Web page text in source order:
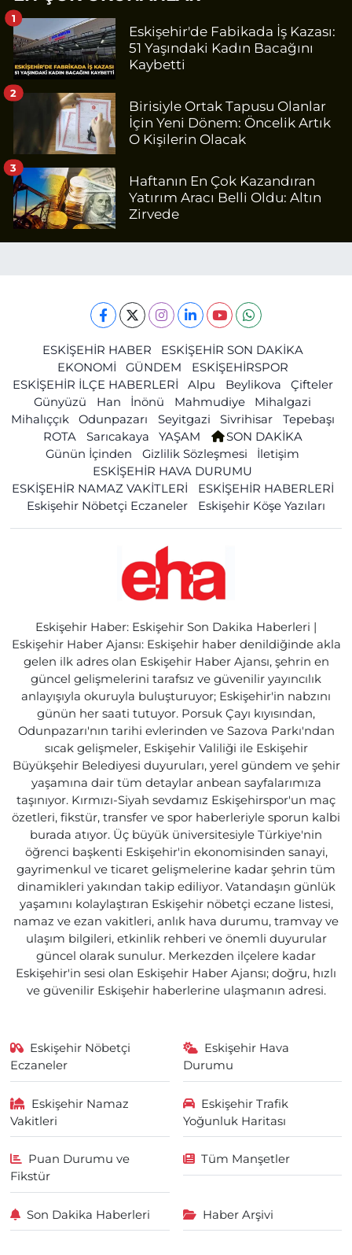
Eskişehir'de Fabikada İş Kazası:
51 Yaşındaki Kadın Bacağını
Kaybetti
1
Birisiyle Ortak Tapusu Olanlar
İçin Yeni Dönem: Öncelik Artık
O Kişilerin Olacak
2
Haftanın En Çok Kazandıran
Yatırım Aracı Belli Oldu: Altın
Zirvede
3
ESKİŞEHİR HABER
ESKİŞEHİR SON DAKİKA
EKONOMİ
GÜNDEM
ESKİŞEHİRSPOR
ESKİŞEHİR İLÇE HABERLERİ
Alpu Beylikova
Çifteler
Günyüzü
Han İnönü Mahmudiye
Mihalgazi
Mihalıççık
Odunpazarı Seyitgazi Sivrihisar
Tepebaşı
ROTA
Sarıcakaya YAŞAM
SON DAKİKA
Günün İçinden
Gizlilik Sözleşmesi
İletişim
ESKİŞEHİR HAVA DURUMU
ESKİŞEHİR NAMAZ VAKİTLERİ
ESKİŞEHİR HABERLERİ
Eskişehir Nöbetçi Eczaneler
Eskişehir Köşe Yazıları
Eskişehir Haber: Eskişehir Son Dakika Haberleri |
Eskişehir Haber Ajansı: Eskişehir haber denildiğinde akla
gelen ilk adres olan Eskişehir Haber Ajansı, şehrin en
güncel gelişmelerini tarafsız ve güvenilir yayıncılık
anlayışıyla okuruyla buluşturuyor; Eskişehir'in nabzını
günün her saati tutuyor. Porsuk Çayı kıyısından,
Odunpazarı'nın tarihi evlerinden ve Sazova Parkı'ndan
sıcak gelişmeler, Eskişehir Valiliği ile Eskişehir
Büyükşehir Belediyesi duyuruları, yerel gündem ve şehir
yaşamına dair tüm detaylar anbean sayfalarımıza
taşınıyor. Kırmızı-Siyah sevdamız Eskişehirspor'un maç
özetleri, fikstür, transfer ve spor haberleriyle sporun kalbi
burada atıyor. Üç büyük üniversitesiyle Türkiye'nin
öğrenci başkenti Eskişehir'in ekonomisinden sanayi,
gayrimenkul ve ticaret gelişmelerine kadar şehrin tüm
dinamikleri yakından takip ediliyor. Vatandaşın günlük
yaşamını kolaylaştıran Eskişehir nöbetçi eczane listesi,
namaz ve ezan vakitleri, anlık hava durumu, tramvay ve
ulaşım bilgileri, etkinlik rehberi ve önemli duyurular
güncel olarak sunulur. Merkezden ilçelere kadar
Eskişehir'in sesi olan Eskişehir Haber Ajansı; doğru, hızlı
ve güvenilir Eskişehir haberlerine ulaşmanın adresi.
Eskişehir Nöbetçi
Eczaneler
Eskişehir Hava
Durumu
Eskişehir Namaz
Vakitleri
Eskişehir Trafik
Yoğunluk Haritası
Puan Durumu ve
Fikstür
Tüm Manşetler
Son Dakika Haberleri Haber Arşivi